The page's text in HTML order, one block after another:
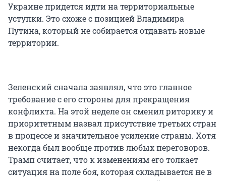
Украине придется идти на территориальные
уступки. Это схоже с позицией Владимира
Путина, который не собирается отдавать новые
территории.
Зеленский сначала заявлял, что это главное
требование с его стороны для прекращения
конфликта. На этой неделе он сменил риторику и
приоритетным назвал присутствие третьих стран
в процессе и значительное усиление страны. Хотя
некогда был вообще против любых переговоров.
Трамп считает, что к изменениям его толкает
ситуация на поле боя, которая складывается не в